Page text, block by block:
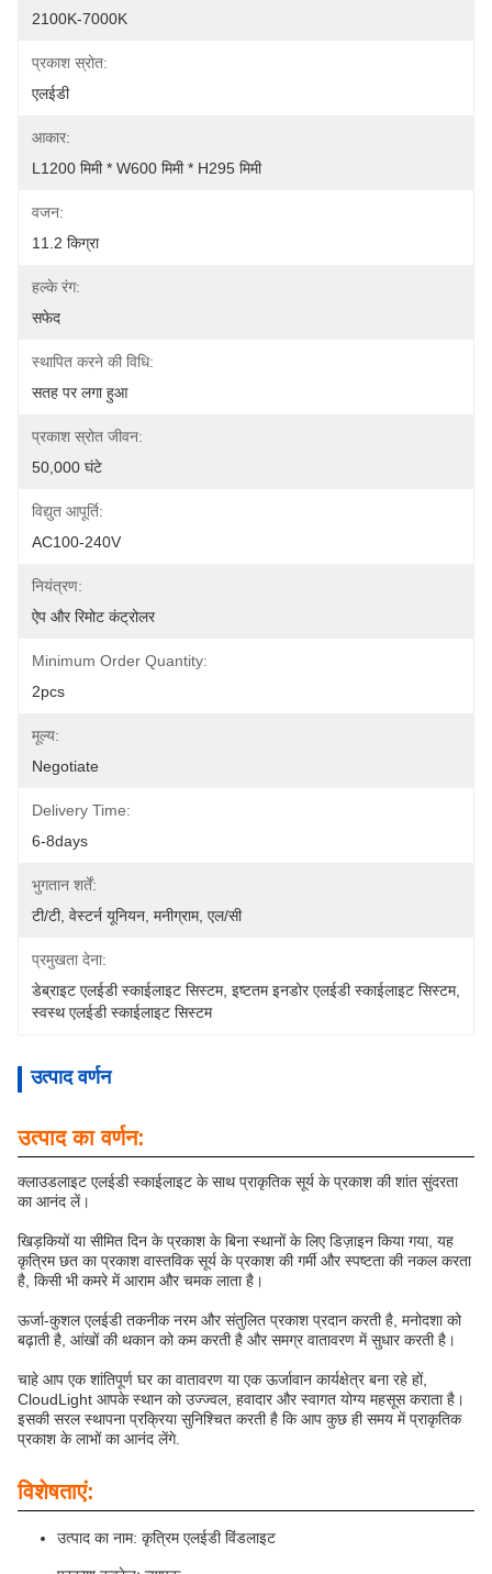
2100K-7000K
प्रकाश स्रोत:
एलईडी
आकार:
L1200 मिमी * W600 मिमी * H295 मिमी
वजन:
11.2 किग्रा
हल्के रंग:
सफेद
स्थापित करने की विधि:
सतह पर लगा हुआ
प्रकाश स्रोत जीवन:
50,000 घंटे
विद्युत आपूर्ति:
AC100-240V
नियंत्रण:
ऐप और रिमोट कंट्रोलर
Minimum Order Quantity:
2pcs
मूल्य:
Negotiate
Delivery Time:
6-8days
भुगतान शर्तें:
टी/टी, वेस्टर्न यूनियन, मनीग्राम, एल/सी
प्रमुखता देना:
डेब्राइट एलईडी स्काईलाइट सिस्टम, इष्टतम इनडोर एलईडी स्काईलाइट सिस्टम
स्वस्थ एलईडी स्काईलाइट सिस्टम
उत्पाद वर्णन
उत्पाद का वर्णन:
क्लाउडलाइट एलईडी स्काईलाइट के साथ प्राकृतिक सूर्य के प्रकाश की शांत सुंदरता
का आनंद लें।
खिड़कियों या सीमित दिन के प्रकाश के बिना स्थानों के लिए डिज़ाइन किया गया, यह
कृत्रिम छत का प्रकाश वास्तविक सूर्य के प्रकाश की गर्मी और स्पष्टता की नकल करता
है, किसी भी कमरे में आराम और चमक लाता है।
ऊर्जा-कुशल एलईडी तकनीक नरम और संतुलित प्रकाश प्रदान करती है, मनोदशा को
बढ़ाती है, आंखों की थकान को कम करती है और समग्र वातावरण में सुधार करती है।
चाहे आप एक शांतिपूर्ण घर का वातावरण या एक ऊर्जावान कार्यक्षेत्र बना रहे हों,
CloudLight आपके स्थान को उज्ज्वल, हवादार और स्वागत योग्य महसूस कराता है।
इसकी सरल स्थापना प्रक्रिया सुनिश्चित करती है कि आप कुछ ही समय में प्राकृतिक
प्रकाश के लाभों का आनंद लेंगे.
विशेषताएं:
उत्पाद का नाम: कृत्रिम एलईडी विंडलाइट